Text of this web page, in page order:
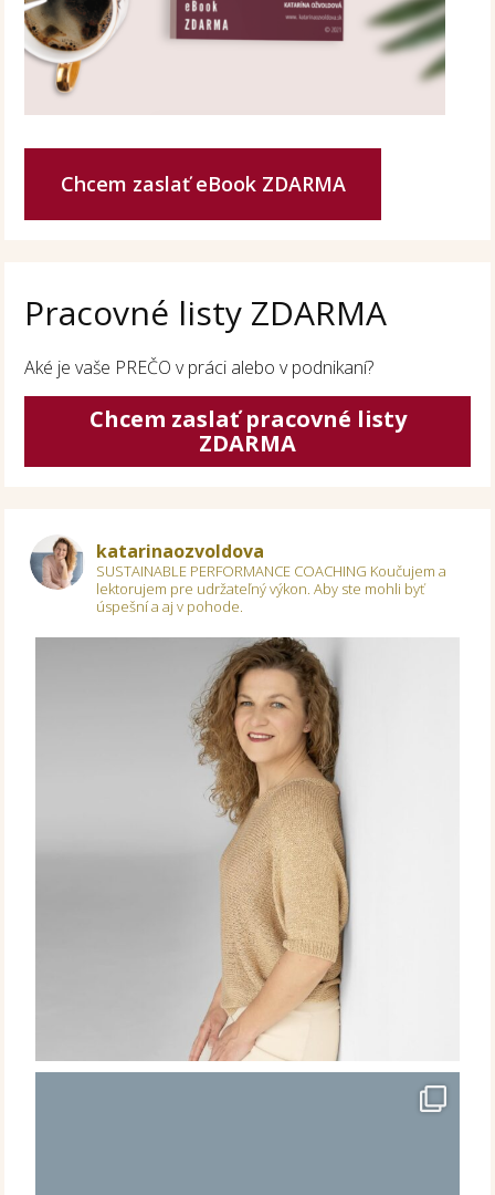
Chcem zaslať eBook ZDARMA
Pracovné listy ZDARMA
Aké je vaše PREČO v práci alebo v podnikaní?
Chcem zaslať pracovné listy
ZDARMA
katarinaozvoldova
SUSTAINABLE PERFORMANCE COACHING Koučujem a
lektorujem pre udržateľný výkon.Aby ste mohli byť
úspešní a aj v pohode.